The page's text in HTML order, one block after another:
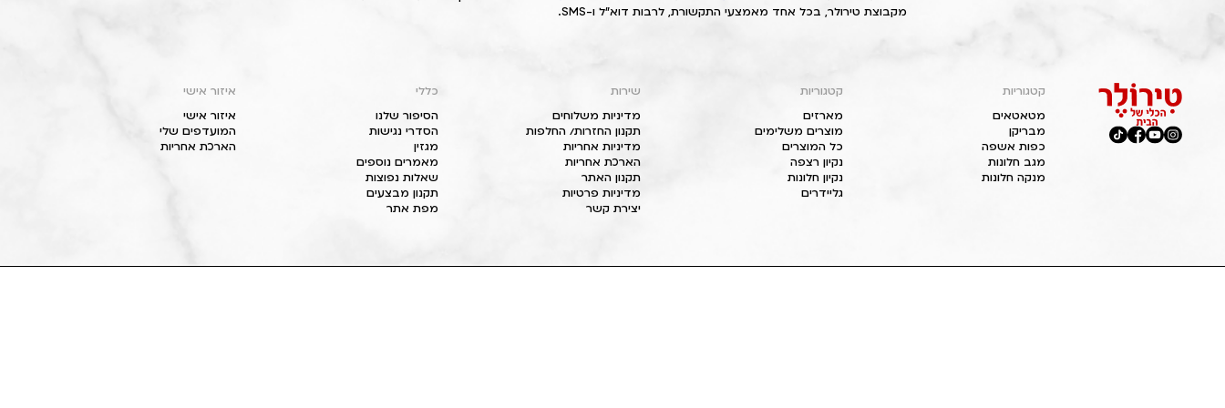
מקבוצת טירולר, בכל אחד מאמצעי התקשורת, לרבות דוא"ל ו-SMS.
קטגוריות
מטאטאים
מבריקן
כפות אשפה
מגב חלונות
מנקה חלונות
קטגוריות
מארזים
מוצרים משלימים
כל המוצרים
נקיון רצפה
נקיון חלונות
גליידרים
שירות
מדיניות משלוחים
תקנון החזרות/ החלפות
מדיניות אחריות
הארכת אחריות
תקנון האתר
מדיניות פרטיות
יצירת קשר
כללי
הסיפור שלנו
הסדרי נגישות
מגזין
מאמרים נוספים
שאלות נפוצות
תקנון מבצעים
מפת אתר
איזור אישי
איזור אישי
המועדפים שלי
הארכת אחריות